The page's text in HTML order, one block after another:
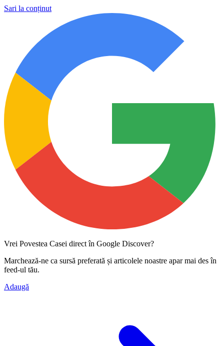
Sari la conținut
Vrei Povestea Casei direct în Google Discover?
Marchează-ne ca sursă preferată și articolele noastre apar mai des în
feed-ul tău.
Adaugă